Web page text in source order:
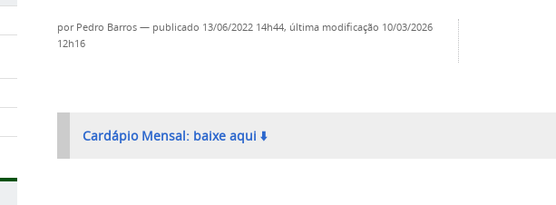
por Pedro Barros — publicado 13/06/2022 14h44, última modificação 10/03/2026
12h16
Cardápio Mensal: baixe aqui ⬇️